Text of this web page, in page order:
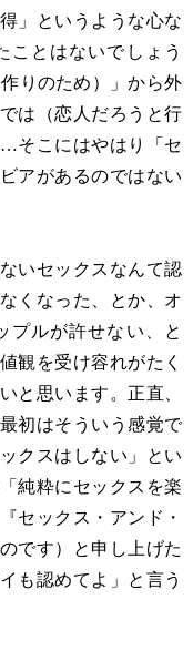
」というような心な
ことはないでしょう
りのため）」から外
は（恋人だろうと行
そこにはやはり「セ
アがあるのではない
いセックスなんて認
くなった、とか、オ
プルが許せない、と
観を受け容れがたく
と思います。正直、
初はそういう感覚で
クスはしない」とい
純粋にセックスを楽
セックス・アンド・
です）と申し上げた
も認めてよ」と言う